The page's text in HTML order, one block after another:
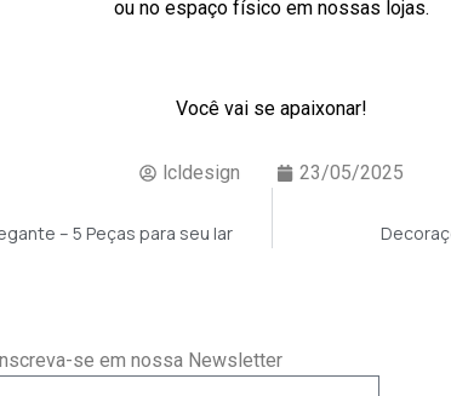
ou no espaço físico em nossas lojas.
Você vai se apaixonar!
lcldesign
23/05/2025
– 5 Peças para seu lar
Inscreva-se em nossa Newsletter